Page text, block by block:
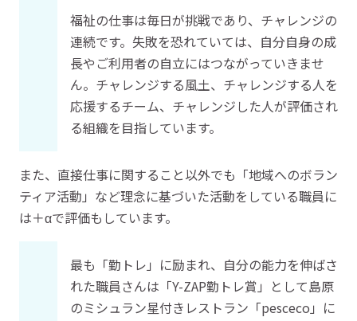
福祉の仕事は毎日が挑戦であり、チャレンジの
連続です。失敗を恐れていては、自分自身の成
長やご利用者の自立にはつながっていきませ
ん。チャレンジする風土、チャレンジする人を
応援するチーム、チャレンジした人が評価され
る組織を目指しています。
また、直接仕事に関すること以外でも「地域へのボラン
ティア活動」など理念に基づいた活動をしている職員に
は＋αで評価もしています。
最も「勤トレ」に励まれ、自分の能力を伸ばさ
れた職員さんは「Y-ZAP勤トレ賞」として島原
のミシュラン星付きレストラン「pesceco」に